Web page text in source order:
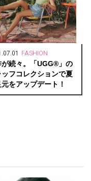
FASHION
が続々。「UGG®︎」の
ッフコレクションで夏
をアップデート！